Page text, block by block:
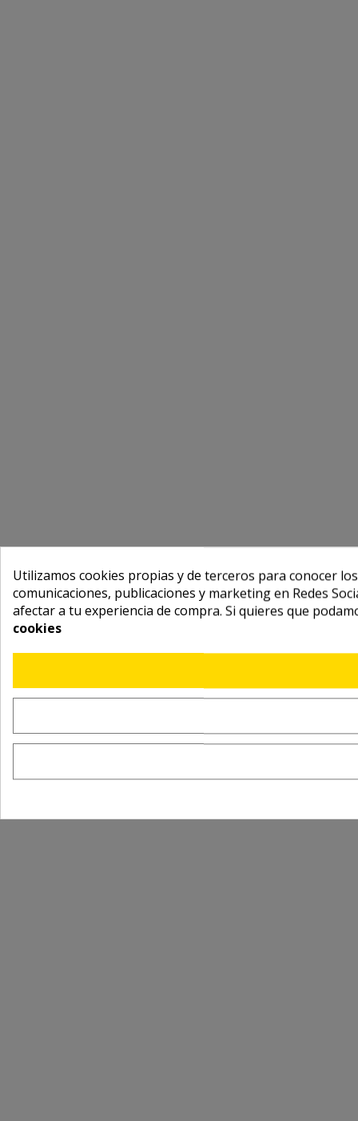
Utilizamos cookies propias y de terceros para conocer
comunicaciones, publicaciones y marketing en Redes
afectar a tu experiencia de compra. Si quieres que
cookies